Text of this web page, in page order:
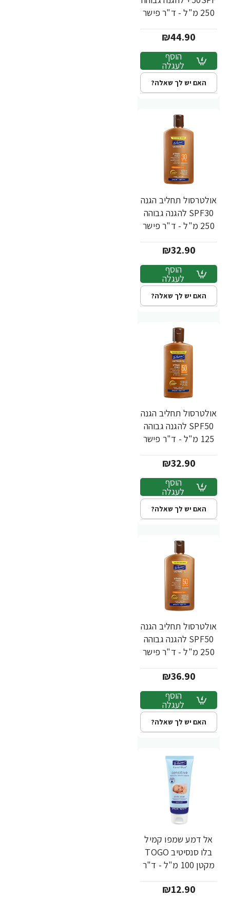
250 מ"ל - ד"ר פישר
₪44.90
הוסף
לעגלה
האם יש לך שאלה?
אולטרסול תחליב הגנה
SPF30 להגנה גבוהה
250 מ"ל - ד"ר פישר
₪32.90
הוסף
לעגלה
האם יש לך שאלה?
אולטרסול תחליב הגנה
SPF50 להגנה גבוהה
125 מ"ל - ד"ר פישר
₪32.90
הוסף
לעגלה
האם יש לך שאלה?
אולטרסול תחליב הגנה
SPF50 להגנה גבוהה
250 מ"ל - ד"ר פישר
₪36.90
הוסף
לעגלה
האם יש לך שאלה?
אל דמע שמפו קמיל
בלו סנסיטיב TOGO
מקטן 100 מ"ל - ד"ר
₪12.90